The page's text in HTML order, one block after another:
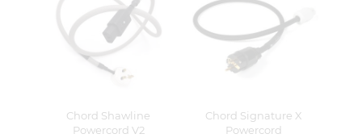
Chord Shawline
Powercord V2
Chord Signature X
Powercord